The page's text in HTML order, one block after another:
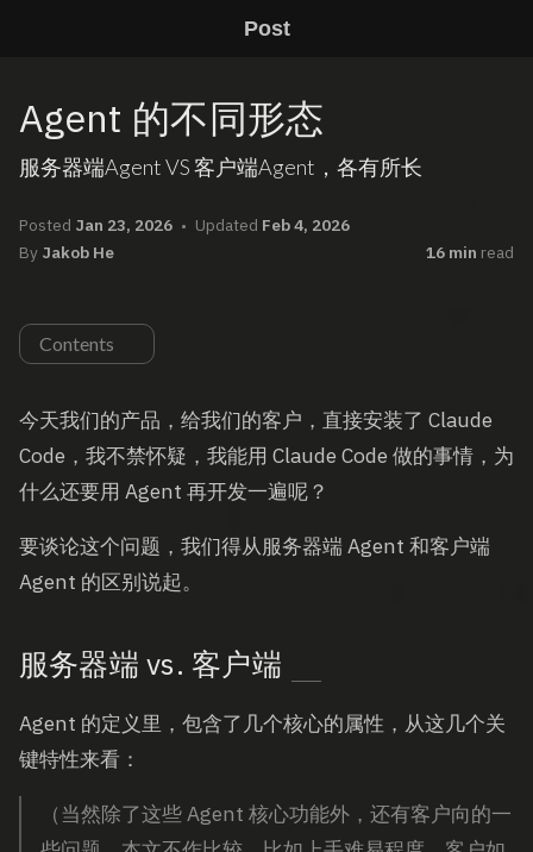
Post
Agent 的不同形态
服务器端Agent VS 客户端Agent，各有所长
Posted Jan 23, 2026 Updated Feb 4, 2026
By Jakob He 16 min read
Contents
今天我们的产品，给我们的客户，直接安装了 Claude
Code，我不禁怀疑，我能用 Claude Code 做的事情，为
什么还要用 Agent 再开发一遍呢？
要谈论这个问题，我们得从服务器端 Agent 和客户端
Agent 的区别说起。
服务器端 vs. 客户端
Agent 的定义里，包含了几个核心的属性，从这几个关
键特性来看：
（当然除了这些 Agent 核心功能外，还有客户向的一